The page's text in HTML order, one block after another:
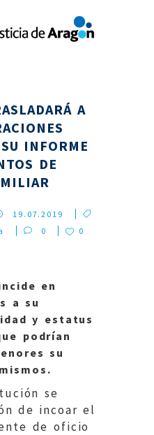
A
INFORME
DE
19.07.2019
0
0
en
a su
y estatus
podrían
su
se
de incoar el
de oficio